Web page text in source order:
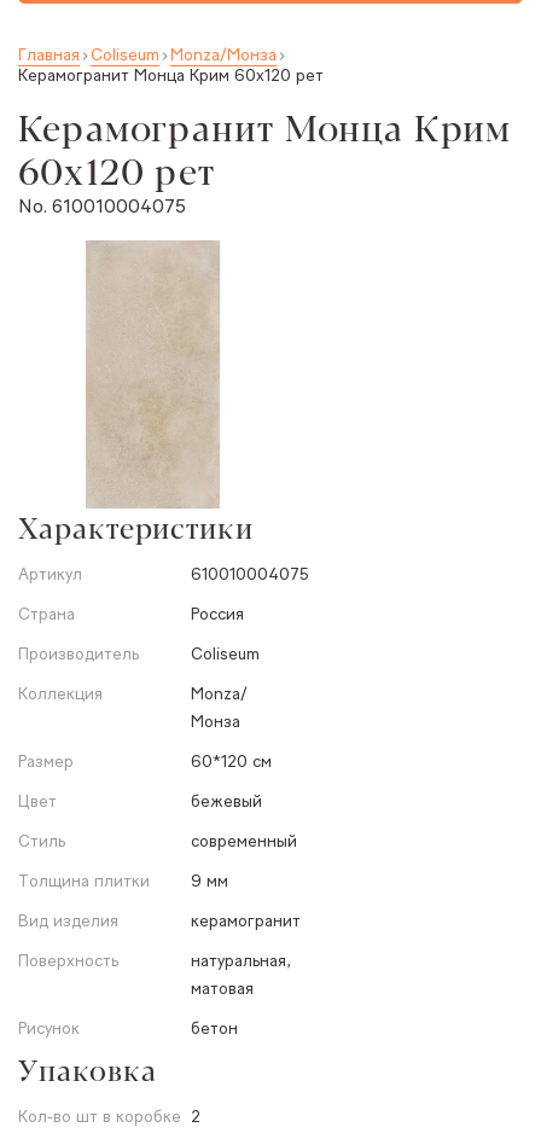
Главная Coliseum Monza/Монза
Керамогранит Монца Крим 60x120 рет
Керамогранит Монца Крим
60x120 рет
No. 610010004075
Характеристики
Артикул
610010004075
Страна
Россия
Производитель
Coliseum
Коллекция
Monza/
Монза
Размер
60*120 см
Цвет
бежевый
Стиль
современный
Толщина плитки
9 мм
Вид изделия
керамогранит
Поверхность
натуральная,
матовая
Рисунок
бетон
Упаковка
Кол-во шт в коробке 2